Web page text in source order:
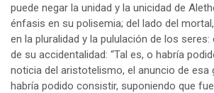
puede negar la unidad y la unicidad de
énfasis en su polisemia; del lado del
en la pluralidad y la pululación de los seres:
de su accidentalidad: “Tal es, o habría
noticia del aristotelismo, el anuncio de esa
habría podido consistir, suponiendo que